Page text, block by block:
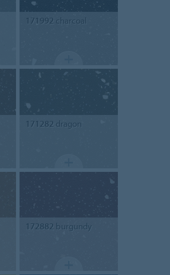
171992 charcoal
171282 dragon
172882 burgundy